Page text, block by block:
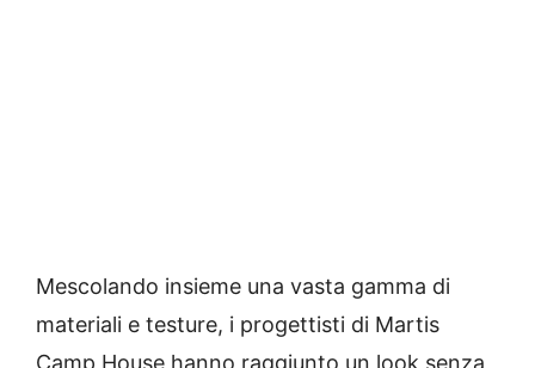
Mescolando insieme una vasta gamma di
materiali e testure, i progettisti di Martis
Camp House hanno raggiunto un look senza